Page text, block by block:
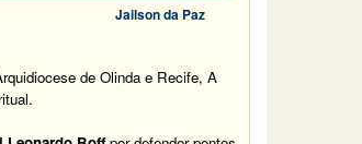
Jailson da Paz
de Olinda e Recife, A